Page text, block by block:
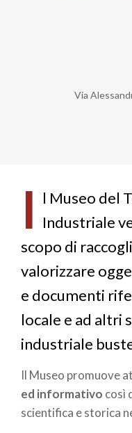
Via
I l Museo del
Industriale
scopo di
valorizzare
e documenti
locale e ad altri
industriale
Il Museo promuove
ed informativo così
scientifica e storica